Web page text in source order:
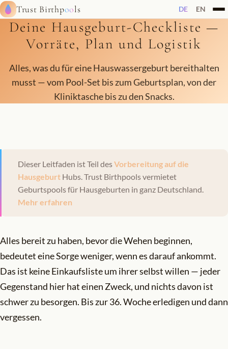
Trust Birthpools DE EN
Deine Hausgeburt-Checkliste —
Vorräte, Plan und Logistik
Alles, was du für eine Hauswassergeburt bereithalten
musst — vom Pool-Set bis zum Geburtsplan, von der
Kliniktasche bis zu den Snacks.
Dieser Leitfaden ist Teil desVorbereitung auf die
Hausgeburt Hubs. Trust Birthpools vermietet
Geburtspools für Hausgeburten in ganz Deutschland.
Mehr erfahren
Alles bereit zu haben, bevor die Wehen beginnen,
bedeutet eine Sorge weniger, wenn es darauf ankommt.
Das ist keine Einkaufsliste um ihrer selbst willen — jeder
Gegenstand hier hat einen Zweck, und nichts davon ist
schwer zu besorgen. Bis zur 36. Woche erledigen und dann
vergessen.